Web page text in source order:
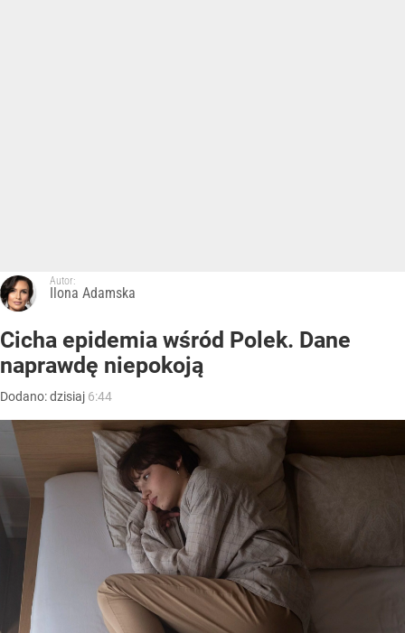
Autor:
Ilona Adamska
Cicha epidemia wśród Polek. Dane
naprawdę niepokoją
Dodano:dzisiaj 6:44